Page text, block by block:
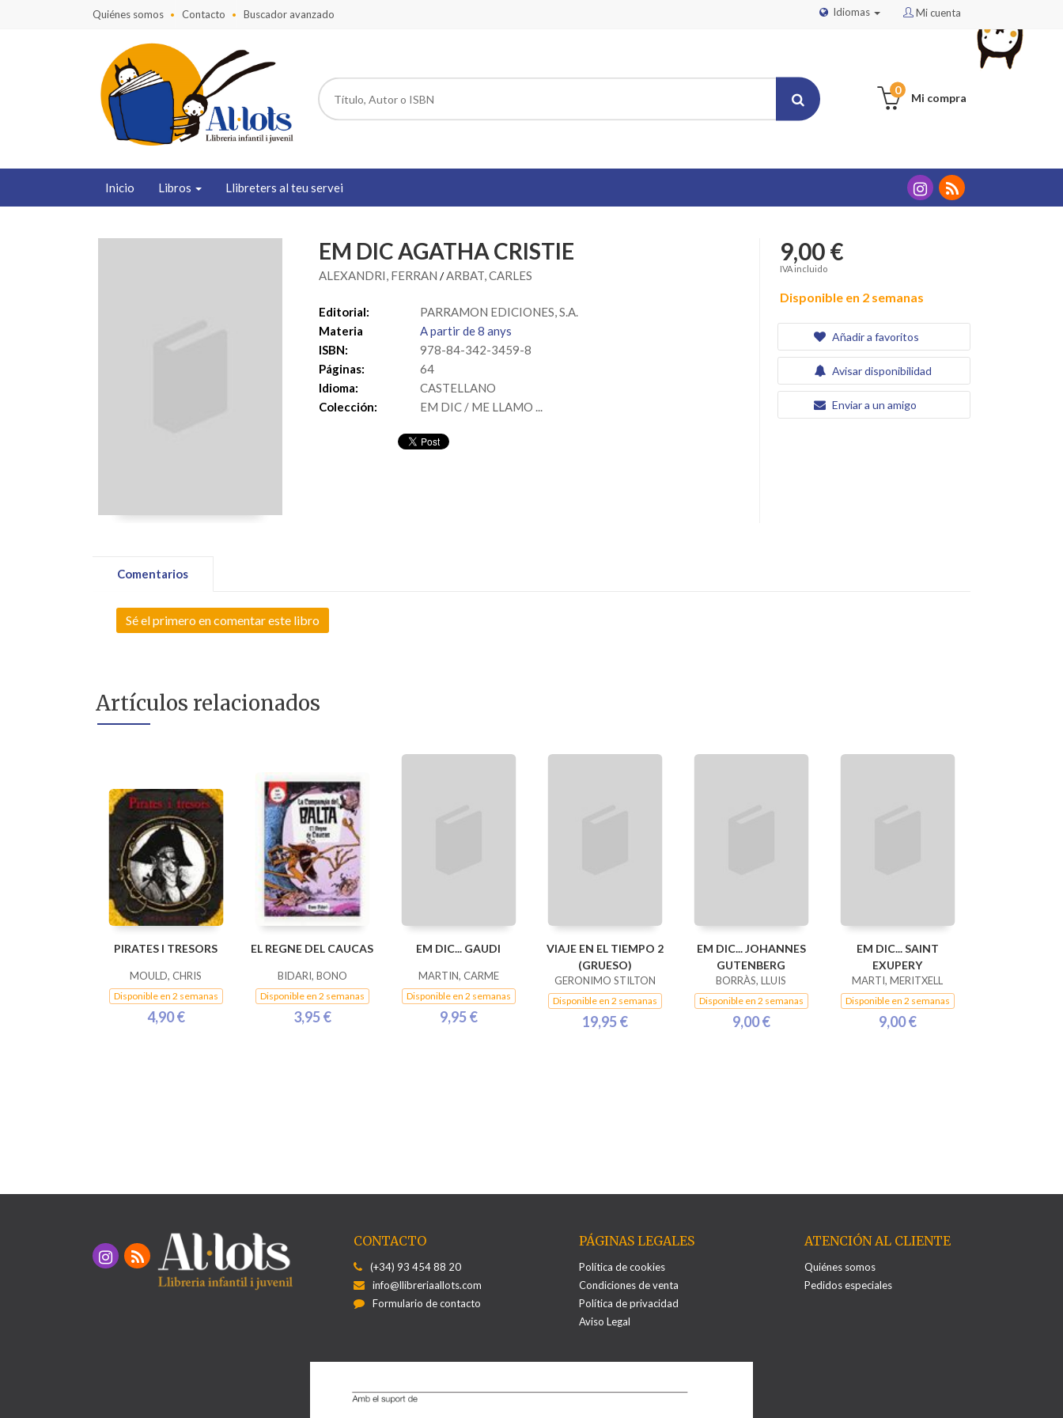
Mi cuenta
Idiomas
Quiénes somos Contacto Buscador avanzado
Mi compra
0
Inicio Libros Llibreters al teu servei
EM DIC AGATHA CRISTIE
ALEXANDRI, FERRAN /ARBAT, CARLES
Editorial:
PARRAMON EDICIONES, S.A.
Materia
A partir de 8 anys
ISBN:
978-84-342-3459-8
Páginas:
64
Idioma:
CASTELLANO
Colección:
EM DIC / ME LLAMO ...
9,00 €
IVA incluido
Disponible en 2 semanas
Añadir a favoritos
Avisar disponibilidad
Enviar a un amigo
Comentarios
Sé el primero en comentar este libro
Artículos relacionados
PIRATES I TRESORS
MOULD, CHRIS
Disponible en 2 semanas
4,90 €
EL REGNE DEL CAUCAS
BIDARI, BONO
Disponible en 2 semanas
3,95 €
EM DIC... GAUDI
MARTIN, CARME
Disponible en 2 semanas
9,95 €
VIAJE EN EL TIEMPO 2
(GRUESO)
GERONIMO STILTON
Disponible en 2 semanas
19,95 €
EM DIC... JOHANNES
GUTENBERG
BORRÀS, LLUIS
Disponible en 2 semanas
9,00 €
EM DIC... SAINT
EXUPERY
MARTI, MERITXELL
Disponible en 2 semanas
9,00 €
CONTACTO
(+34) 93 454 88 20
info@llibreriaallots.com
Formulario de contacto
PÁGINAS LEGALES
Política de cookies
Condiciones de venta
Política de privacidad
Aviso Legal
ATENCIÓN AL CLIENTE
Quiénes somos
Pedidos especiales